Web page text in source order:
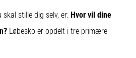
stille dig selv, er: Hvor vil dine
Løbesko er opdelt i tre primære